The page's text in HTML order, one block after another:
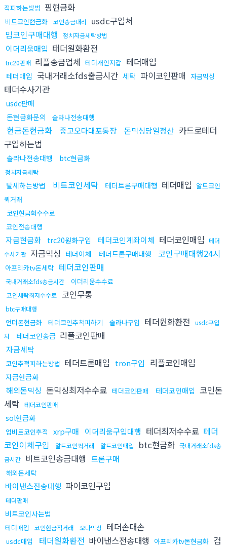
적피하는방법 핑현금화
비트코인현금화 코인송금대리
usdc구입처
밈코인구매대행
정치자금세탁방법
이더리움매입 태더원화환전
trc20판매 리플송금업체 테더개인지갑 테더매입
테더매입 국내거래소fds출금시간 세탁 파이코인판매 자금믹싱
테더수사기관
usdc판매
돈현금화문의
솔라나전송대행
현금돈현금화 중고오다대포통장 돈믹싱당일정산 카드로테더
구입하는법
솔라나전송대행 btc현금화
정치자금세탁
탈세하는방법 비트코인세탁 테더트론구매대행 테더매입 알트코인
퀵거래
코인현금화수수료
코인전송대행
자금현금화 trc20원화구입 테더코인계좌이체 테더코인매입 테더
수사기관 자금믹싱 테더이체 테더트론구매대행 코인구매대행24시
아프리카tv돈세탁 테더코인판매
국내거래소fds송금시간 이더리움수수료
코인세탁최저수수료 코인무통
btc구매대행
언더돈현금화 테더코인추척피하기 솔라나구입 테더원화환전
usdc구입
처
테더코인송금 리플코인판매
자금세탁
코인추적피하는방법 테더트론매입 tron구입 리플코인매입
자금현금화
해외돈믹싱 돈믹싱최저수수료 테더코인판매 테더코인매입 코인돈
세탁 테더코인판매
sol현금화
업비트코인추적 xrp구매 이더리움구입대행 테더최저수수료 테더
코인이체구입
알트코인퀵거래 알트코인매입 btc현금화 국내거래소fds송
금시간 비트코인송금대행 트론구매
해외돈세탁
바이낸스전송대행 파이코인구입
테더판매
비트코인사는법
테더매입 코인현금직거래 오다믹싱 테더손대손
usdc매입 테더원화환전 바이낸스전송대행 아프리카tv돈현금화 검